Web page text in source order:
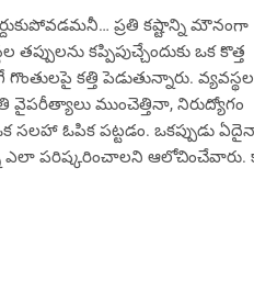
ప్రతి కష్టాన్ని మౌనంగా
కప్పిపుచ్చేందుకు ఒక కొత్త
గొంతులపై కత్తి పెడుతున్నారు. వ్యవస్థల
ముంచెత్తినా, నిరుద్యోగం
ఓపిక పట్టడం. ఒకప్పుడు
ఎలా పరిష్కరించాలని ఆలోచించేవారు.